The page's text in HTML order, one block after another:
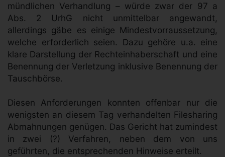
mündlichen Verhandlung – würde zwar der 97 a
Abs. 2 UrhG nicht unmittelbar angewandt,
allerdings gäbe es einige Mindestvorraussetzung,
welche erforderlich seien. Dazu gehöre u.a. eine
klare Darstellung der Rechteinhaberschaft und eine
Benennung der Verletzung inklusive Benennung der
Tauschbörse.
Diesen Anforderungen konnten offenbar nur die
wenigsten an diesem Tag verhandelten Filesharing
Abmahnungen genügen. Das Gericht hat zumindest
in zwei (?) Verfahren, neben dem von uns
geführten, die entsprechenden Hinweise erteilt.